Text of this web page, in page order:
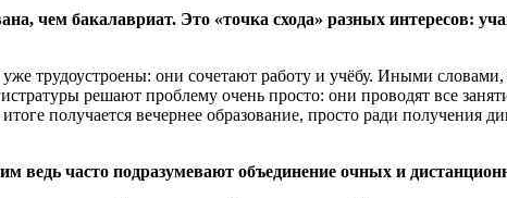
чем бакалавриат. Это «точка схода» разных интересов:
трудоустроены: они сочетают работу и учёбу. Иными
решают проблему очень просто: они проводят все
получается вечернее образование, просто ради получения
ведь часто подразумевают объединение очных и